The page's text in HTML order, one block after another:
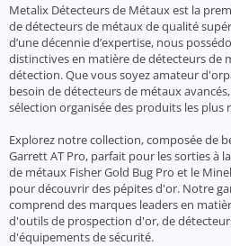
Metalix Détecteurs de Métaux est la
de détecteurs de métaux de qualité
d’une décennie d’expertise, nous
distinctives en matière de détecteurs de
détection. Que vous soyez amateur
besoin de détecteurs de métaux
sélection organisée des produits les plus
Explorez notre collection, composée de
Garrett AT Pro, parfait pour les sorties à
de métaux Fisher Gold Bug Pro et le
pour découvrir des pépites d'or. Notre
comprend des marques leaders en
d'outils de prospection d'or, de
d'équipements de sécurité.